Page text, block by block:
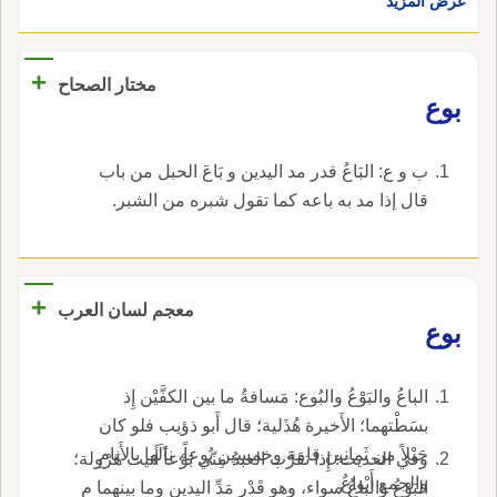
مختار الصحاح
+
بوع
ب و ع: البَاعُ قدر مد اليدين و بَاعَ الحبل من باب
قال إذا مد به باعه كما تقول شبره من الشبر.
معجم لسان العرب
+
بوع
الباعُ والبَوْعُ والبُوع: مَسافةُ ما بين الكفَّيْن إِذ
بسَطْتهما؛ الأَخيرة هُذَلية؛ قال أَبو ذؤيب فلو كان
حَبْلاً من ثَمانِين قامة وخمسين بُوعاً، نالَها بالأَنامِ
والجمع أَبْواعٌ.
وفي الحديث: إِذا تقَرَّب العبدُ مِنّي بَوْعاً أَتيت هَرْولة؛
البَوْعُ والباعُ سواء، وهو قَدْر مَدِّ اليدين وما بينهما م